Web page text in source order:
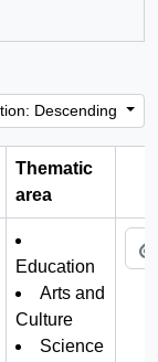
Descending
Thematic
area
Education
Arts and
Culture
Science